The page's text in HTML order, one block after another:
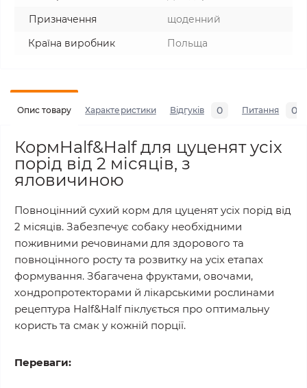
Призначення
щоденний
Країна виробник
Польща
Опис товару Характеристики Відгуків 0 Питання 0
КормHalf&Half для цуценят усіх
порід від 2 місяців, з
яловичиною
Повноцінний сухий корм для цуценят усіх порід від
2 місяців. Забезпечує собаку необхідними
поживними речовинами для здорового та
повноцінного росту та розвитку на усіх етапах
формування. Збагачена фруктами, овочами,
хондропротекторами й лікарськими рослинами
рецептура Half&Half піклується про оптимальну
користь та смак у кожній порції.
Переваги: